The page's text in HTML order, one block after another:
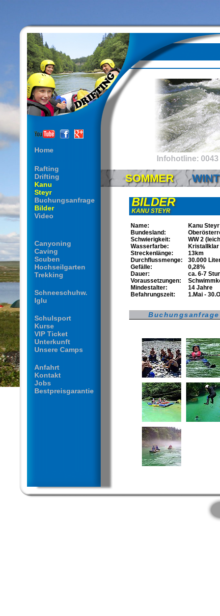
Home
Infohotline: 0043
Rafting
Drifting
Kanu
Steyr
Buchungsanfrage
Bilder
Video
Canyoning
Caving
Scuben
Hochseilgarten
Trekking
Schneeschuhw.
Iglu
Schulsport
Kurse
VIP Ticket
Unterkunft
Unsere Camps
Anfahrt
Kontakt
Jobs
Bestpreisgarantie
SOMMER
BILDER
KANU STEYR
Name:
Bundesland:
Schwierigkeit:
Wasserfarbe:
Streckenlänge:
Durchflussmenge:
Gefälle:
Dauer:
Voraussetzungen:
Mindestalter:
Befahrungszeit:
Kanu Steyr
WW 2
Kristallklar
13km
30.000
0,28%
ca. 6-7
14 Jahre
1.Mai -
Buchungsanfrage